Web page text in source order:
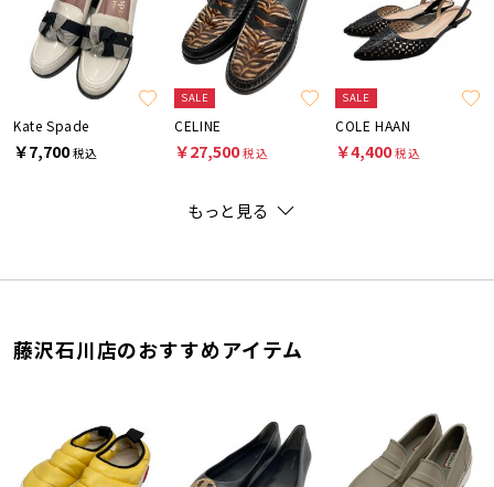
Kate Spade
￥7,700税込
SALE
CELINE
￥27,500税込
SALE
COLE HAAN
￥4,400税込
もっと見る
藤沢石川店のおすすめアイテム